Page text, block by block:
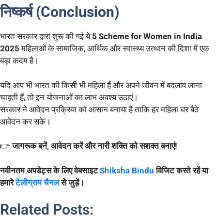
निष्कर्ष (Conclusion)
भारत सरकार द्वारा शुरू की गई ये 5 Scheme for Women in India
2025 महिलाओं के सामाजिक, आर्थिक और स्वास्थ्य उत्थान की दिशा में एक
बड़ा कदम है।
यदि आप भी भारत की किसी भी महिला हैं और अपने जीवन में बदलाव लाना
चाहती हैं, तो इन योजनाओं का लाभ अवश्य उठाएं।
सरकार ने आवेदन प्रक्रिया को आसान बनाया है ताकि हर महिला घर बैठे
आवेदन कर सके।
👉जागरूक बनें, आवेदन करें और नारी शक्ति को सशक्त बनाएं!
नवीनतम अपडेट्स के लिए वेबसाइटShiksha Bindu विजिट करते रहें या
हमारेटेलीग्राम चैनल से जुड़ें।
Related Posts: